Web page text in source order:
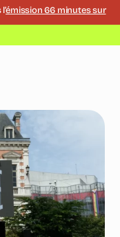
émission 66 minutes sur